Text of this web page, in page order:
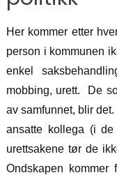
Her kommer etter
person i kommunen
enkel
mobbing, urett.
De
av samfunnet, blir
ansatte kollega (i
urettsakene tør de
Ondskapen